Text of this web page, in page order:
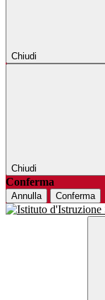
Chiudi
Chiudi
Conferma
Annulla Conferma